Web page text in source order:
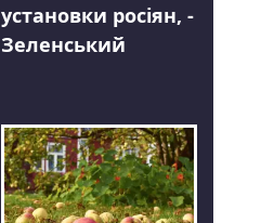
установки росіян, -
Зеленський